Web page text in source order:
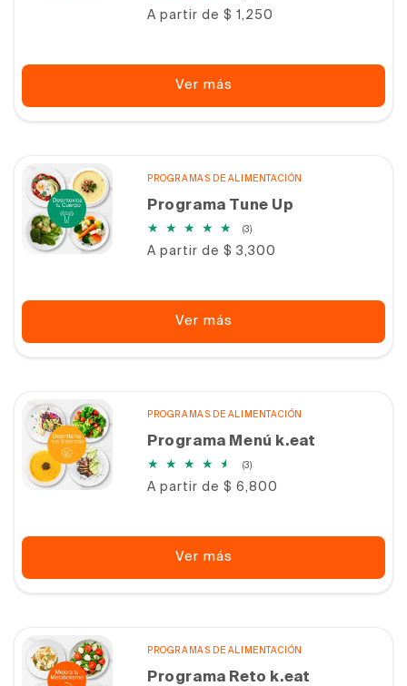
totales
Precio
A partir de $ 1,250
Ver más
PROGRAMAS DE ALIMENTACIÓN
Programa Tune Up
(3)3
totales
Precio
A partir de $ 3,300
Ver más
PROGRAMAS DE ALIMENTACIÓN
Programa Menú k.eat
(3)3
totales
Precio
A partir de $ 6,800
Ver más
PROGRAMAS DE ALIMENTACIÓN
Programa Reto k.eat